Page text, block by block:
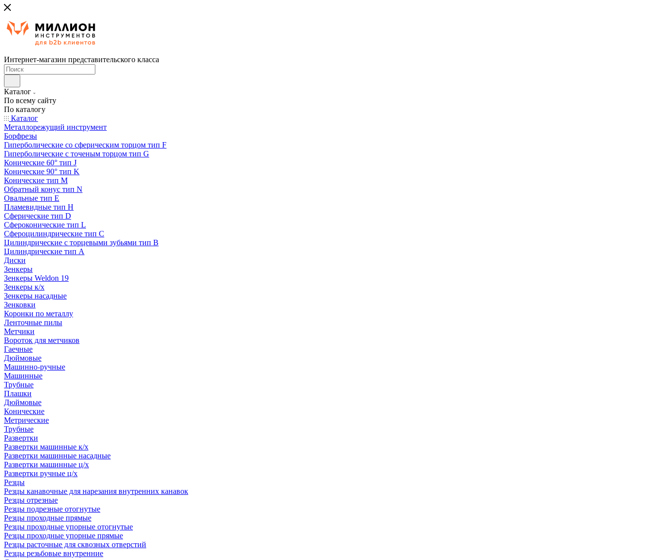
Интернет-магазин представительского класса
Каталог
По всему сайту
По каталогу
Каталог
Металлорежущий инструмент
Борфрезы
Гиперболические cо сферическим торцом тип F
Гиперболические с точеным торцом тип G
Конические 60° тип J
Конические 90° тип K
Конические тип M
Обратный конус тип N
Овальные тип E
Пламевидные тип H
Сферические тип D
Сфероконические тип L
Сфероцилиндрические тип C
Цилиндрические с торцевыми зубьями тип B
Цилиндрические тип А
Диски
Зенкеры
Зенкеры Weldon 19
Зенкеры к/х
Зенкеры насадные
Зенковки
Коронки по металлу
Ленточные пилы
Метчики
Вороток для метчиков
Гаечные
Дюймовые
Машинно-ручные
Машинные
Трубные
Плашки
Дюймовые
Конические
Метрические
Трубные
Развертки
Развертки машинные к/х
Развертки машинные насадные
Развертки машинные ц/х
Развертки ручные ц/х
Резцы
Резцы канавочные для нарезания внутренних канавок
Резцы отрезные
Резцы подрезные отогнутые
Резцы проходные прямые
Резцы проходные упорные отогнутые
Резцы проходные упорные прямые
Резцы расточные для сквозных отверстий
Резцы резьбовые внутренние